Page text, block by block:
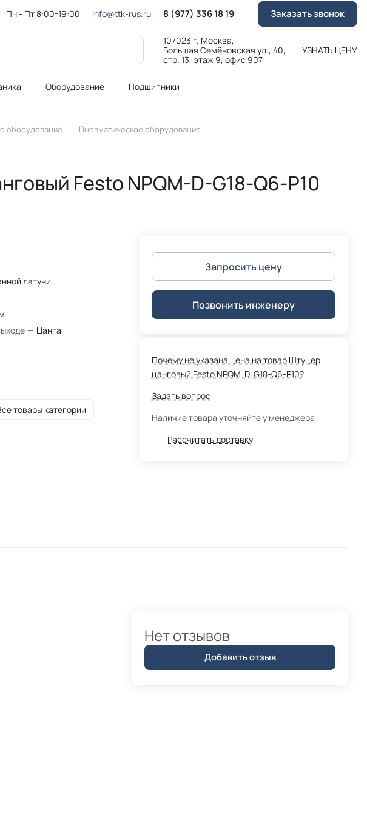
Пн - Пт 8:00-19:00 Info@ttk-rus.ru 8 (977) 336 18 19 Заказать звонок
107023 г. Москва,
Большая Семёновская ул., 40,
стр. 13, этаж 9, офис 907
УЗНАТЬ ЦЕНУ
Оборудование Подшипники
оборудование
Пневматическое оборудование
Festo NPQM-D-G18-Q6-P10
латуни
— Цанга
товары категории
Запросить цену
Позвонить инженеру
Почему не указана цена на товар Штуцер
цанговый Festo NPQM-D-G18-Q6-P10?
Задать вопрос
Наличие товара уточняйте у менеджера
Рассчитать доставку
Нет отзывов
Добавить отзыв